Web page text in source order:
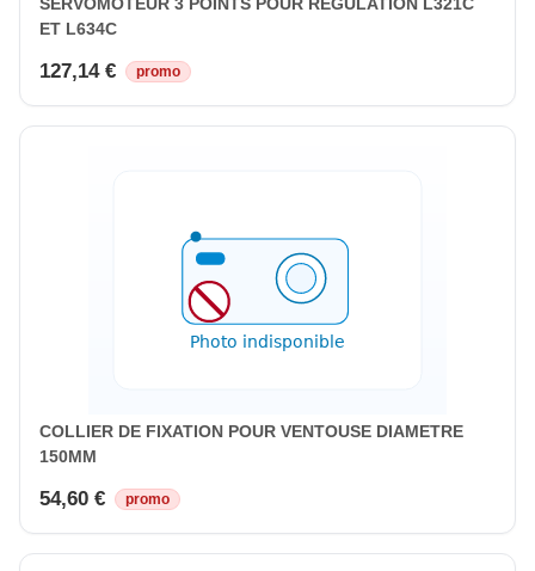
ET L634C
127,14 € promo
COLLIER DE FIXATION POUR VENTOUSE DIAMETRE
150MM
54,60 € promo